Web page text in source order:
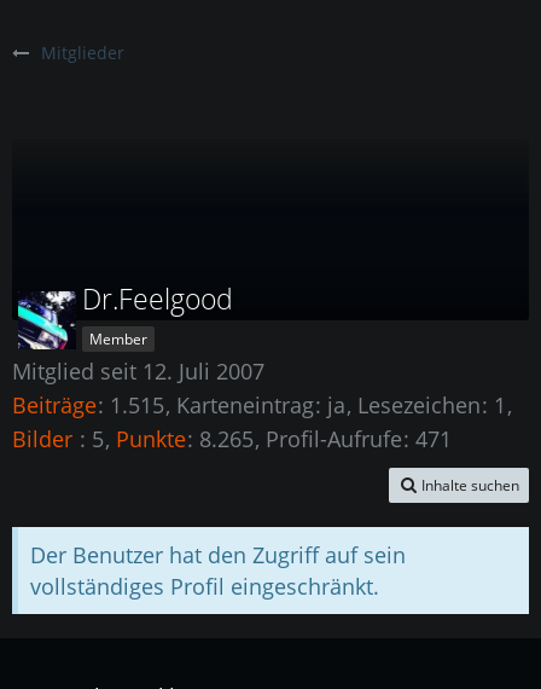
Mitglieder
Dr.Feelgood
Member
Mitglied seit 12. Juli 2007
Beiträge 1.515 Karteneintrag ja Lesezeichen 1
Bilder
5 Punkte 8.265 Profil-Aufrufe 471
Inhalte suchen
Der Benutzer hat den Zugriff auf sein
vollständiges Profil eingeschränkt.